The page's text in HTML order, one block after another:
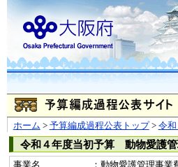
ホーム > 予算編成過程公表トップ> 令
令和４年度当初予算 動物愛護